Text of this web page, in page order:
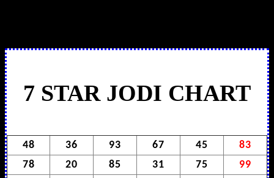
7 STAR JODI CHART
48 36 93 67 45
83
78
20 85 31 75
99